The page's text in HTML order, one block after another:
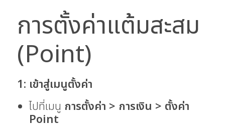
การตั้งค่าแต้มสะสม
(Point)
1: เข้าสู่เมนูตั้งค่า
ไปที่เมนู การตั้งค่า > การเงิน > ตั้งค่า
Point